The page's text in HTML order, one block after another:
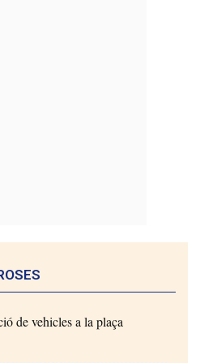
de vehicles a la plaça